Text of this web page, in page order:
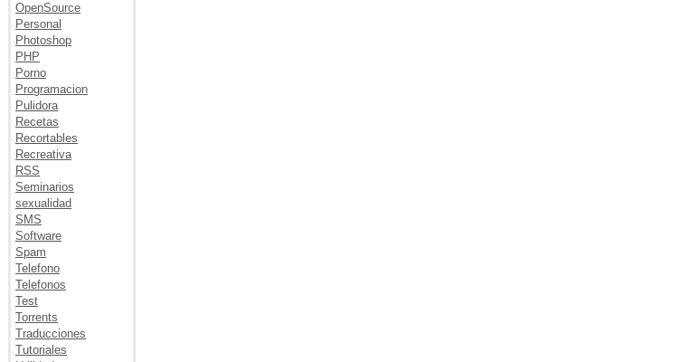
OpenSource
Personal
Photoshop
PHP
Porno
Programacion
Pulidora
Recetas
Recortables
Recreativa
RSS
Seminarios
sexualidad
SMS
Software
Spam
Telefono
Telefonos
Test
Torrents
Traducciones
Tutoriales